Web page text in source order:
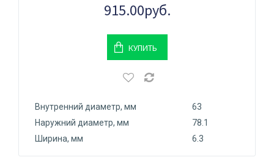
915.00руб.
КУПИТЬ
Внутренний диаметр, мм
63
Наружний диаметр, мм
78.1
Ширина, мм
6.3